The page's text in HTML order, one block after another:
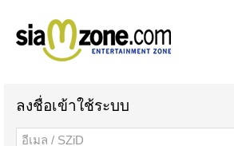
ลงชื่อเข้าใช้ระบบ